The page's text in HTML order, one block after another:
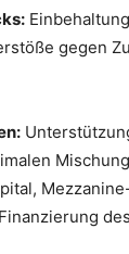
gegen